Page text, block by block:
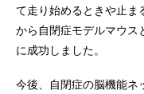
て走り始めるときや止ま
から自閉症モデルマウス
に成功しました。
今後、自閉症の脳機能ネ